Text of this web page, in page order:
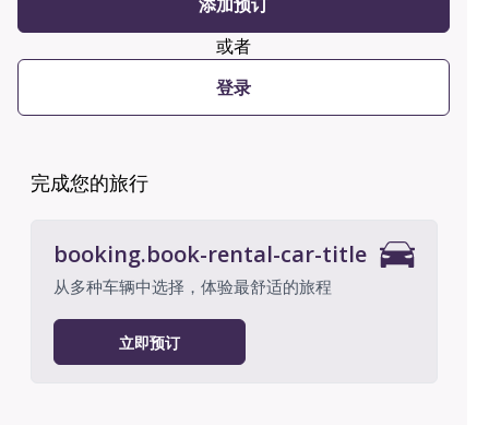
或者
登录
完成您的旅行
booking.book-rental-car-title
从多种车辆中选择，体验最舒适的旅程
立即预订